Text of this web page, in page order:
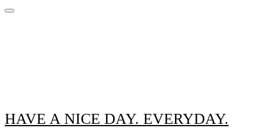
HAVE A NICE DAY. EVERYDAY.